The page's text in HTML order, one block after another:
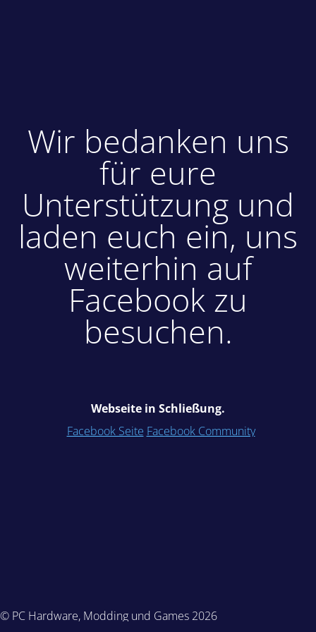
Wir bedanken uns
für eure
Unterstützung und
laden euch ein, uns
weiterhin auf
Facebook zu
besuchen.
Webseite in Schließung.
Facebook Seite Facebook Community
© PC Hardware, Modding und Games 2026